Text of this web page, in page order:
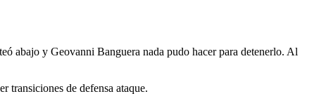
abajo y Geovanni Banguera nada pudo hacer para detenerlo. Al
transiciones de defensa ataque.